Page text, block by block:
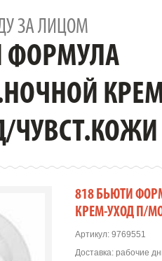
ЗА ЛИЦОМ
ФОРМУЛА
818 БЬЮТИ
КРЕМ-УХОД П/
Артикул: 9769551
Доставка: рабочие